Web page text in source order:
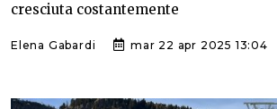
cresciuta costantemente
Elena Gabardi mar 22 apr 2025 13:04